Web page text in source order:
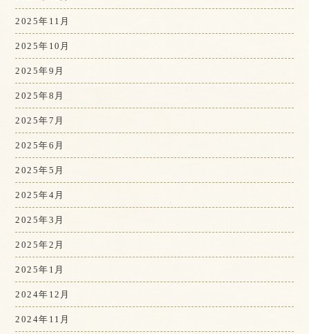
2025年11月
2025年10月
2025年9月
2025年8月
2025年7月
2025年6月
2025年5月
2025年4月
2025年3月
2025年2月
2025年1月
2024年12月
2024年11月